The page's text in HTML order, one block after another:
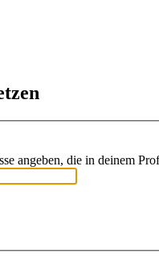
angeben, die in deinem